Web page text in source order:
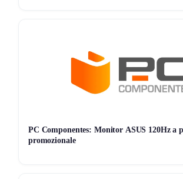
PC Componentes: Monitor ASUS 120Hz a
promozionale